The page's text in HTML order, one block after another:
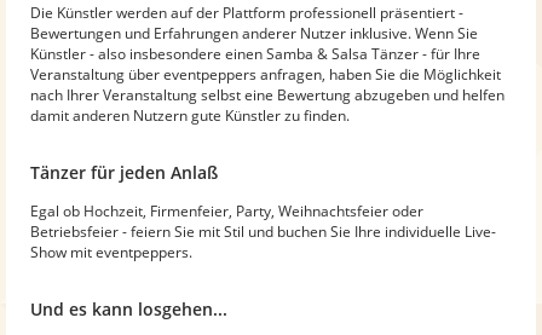
Die Künstler werden auf der Plattform professionell präsentiert -
Bewertungen und Erfahrungen anderer Nutzer inklusive. Wenn Sie
Künstler - also insbesondere einen Samba & Salsa Tänzer - für Ihre
Veranstaltung über eventpeppers anfragen, haben Sie die Möglichkeit
nach Ihrer Veranstaltung selbst eine Bewertung abzugeben und helfen
damit anderen Nutzern gute Künstler zu finden.
Tänzer für jeden Anlaß
Egal ob Hochzeit, Firmenfeier, Party, Weihnachtsfeier oder
Betriebsfeier - feiern Sie mit Stil und buchen Sie Ihre individuelle Live-
Show mit eventpeppers.
Und es kann losgehen...